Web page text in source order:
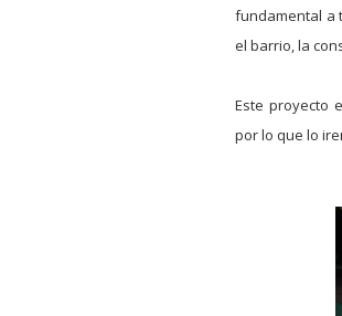
fundamental a
el barrio, la
Este proyecto
por lo que lo